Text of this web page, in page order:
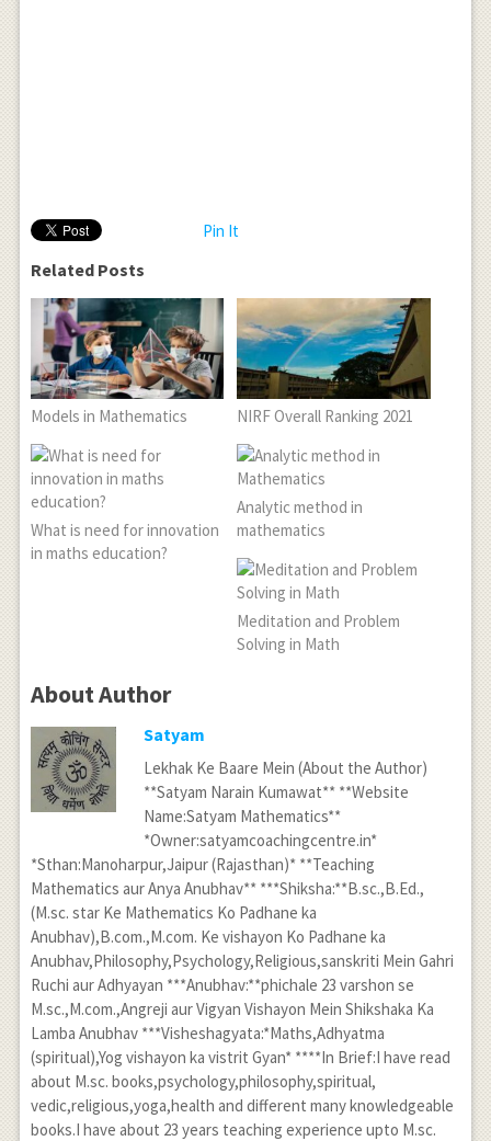
Pin It
Related Posts
Models in Mathematics NIRF Overall Ranking 2021
What is need for innovation
in maths education?
Analytic method in
mathematics
Meditation and Problem
Solving in Math
About Author
Satyam
Lekhak Ke Baare Mein (About the Author)
**Satyam Narain Kumawat** **Website
Name:Satyam Mathematics**
*Owner:satyamcoachingcentre.in*
*Sthan:Manoharpur,Jaipur (Rajasthan)* **Teaching
Mathematics aur Anya Anubhav** ***Shiksha:**B.sc.,B.Ed.,
(M.sc. star Ke Mathematics Ko Padhane ka
Anubhav),B.com.,M.com. Ke vishayon Ko Padhane ka
Anubhav,Philosophy,Psychology,Religious,sanskriti Mein Gahri
Ruchi aur Adhyayan ***Anubhav:**phichale 23 varshon se
M.sc.,M.com.,Angreji aur Vigyan Vishayon Mein Shikshaka Ka
Lamba Anubhav ***Visheshagyata:*Maths,Adhyatma
(spiritual),Yog vishayon ka vistrit Gyan* ****In Brief:I have read
about M.sc. books,psychology,philosophy,spiritual,
vedic,religious,yoga,health and different many knowledgeable
books.I have about 23 years teaching experience upto M.sc.